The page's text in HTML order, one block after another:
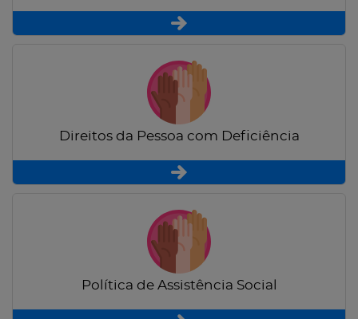
Direitos da Pessoa com Deficiência
Política de Assistência Social